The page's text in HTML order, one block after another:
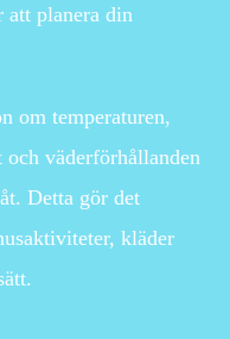
att planera din
om temperaturen,
och väderförhållanden
Detta gör det
kläder